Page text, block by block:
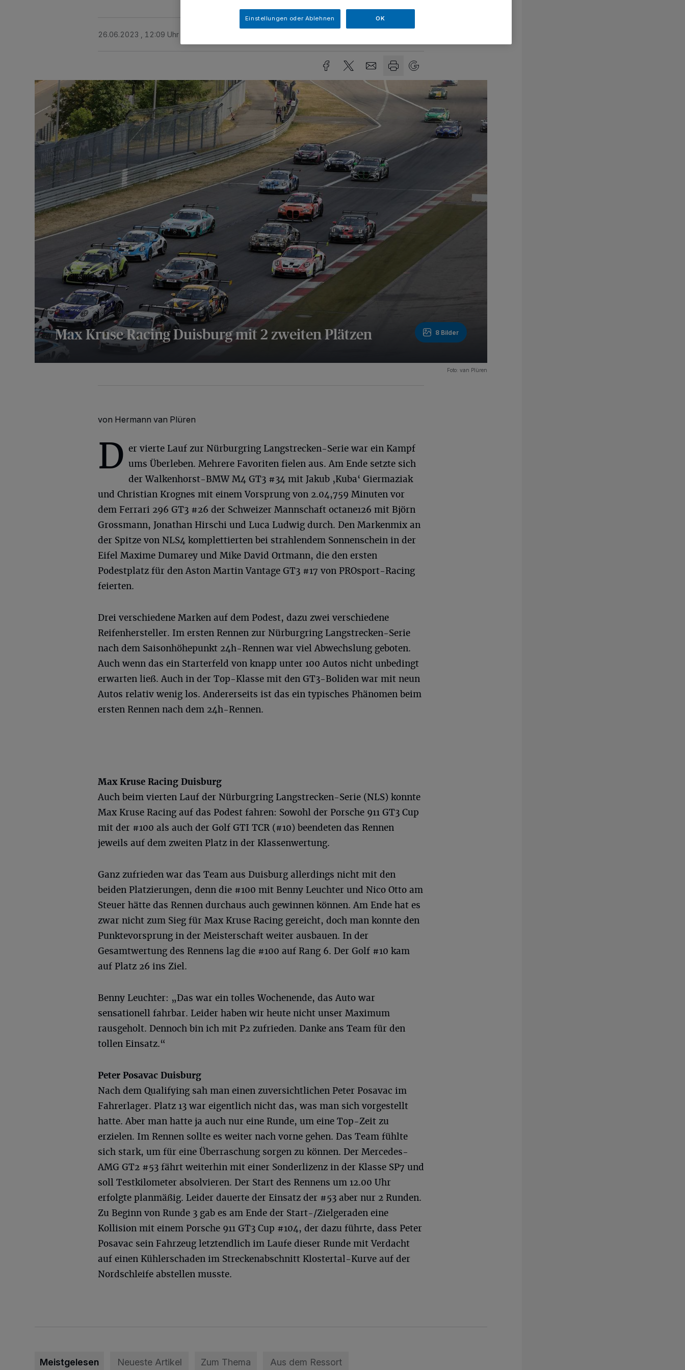
26.06.2023 , 12:09 Uhr
Max Kruse Racing Duisburg mit 2 zweiten Plätzen 8 Bilder
Foto: van Plüren
von Hermann van Plüren
D er vierte Lauf zur Nürburgring Langstrecken-Serie war ein Kampf
ums Überleben. Mehrere Favoriten fielen aus. Am Ende setzte sich
der Walkenhorst-BMW M4 GT3 #34 mit Jakub ‚Kuba‘ Giermaziak
und Christian Krognes mit einem Vorsprung von 2.04,759 Minuten vor
dem Ferrari 296 GT3 #26 der Schweizer Mannschaft octane126 mit Björn
Grossmann, Jonathan Hirschi und Luca Ludwig durch. Den Markenmix an
der Spitze von NLS4 komplettierten bei strahlendem Sonnenschein in der
Eifel Maxime Dumarey und Mike David Ortmann, die den ersten
Podestplatz für den Aston Martin Vantage GT3 #17 von PROsport-Racing
feierten.
Drei verschiedene Marken auf dem Podest, dazu zwei verschiedene
Reifenhersteller. Im ersten Rennen zur Nürburgring Langstrecken-Serie
nach dem Saisonhöhepunkt 24h-Rennen war viel Abwechslung geboten.
Auch wenn das ein Starterfeld von knapp unter 100 Autos nicht unbedingt
erwarten ließ. Auch in der Top-Klasse mit den GT3-Boliden war mit neun
Autos relativ wenig los. Andererseits ist das ein typisches Phänomen beim
ersten Rennen nach dem 24h-Rennen.
Max Kruse Racing Duisburg
Auch beim vierten Lauf der Nürburgring Langstrecken-Serie (NLS) konnte
Max Kruse Racing auf das Podest fahren: Sowohl der Porsche 911 GT3 Cup
mit der #100 als auch der Golf GTI TCR (#10) beendeten das Rennen
jeweils auf dem zweiten Platz in der Klassenwertung.
Ganz zufrieden war das Team aus Duisburg allerdings nicht mit den
beiden Platzierungen, denn die #100 mit Benny Leuchter und Nico Otto am
Steuer hätte das Rennen durchaus auch gewinnen können. Am Ende hat es
zwar nicht zum Sieg für Max Kruse Racing gereicht, doch man konnte den
Punktevorsprung in der Meisterschaft weiter ausbauen. In der
Gesamtwertung des Rennens lag die #100 auf Rang 6. Der Golf #10 kam
auf Platz 26 ins Ziel.
Benny Leuchter: „Das war ein tolles Wochenende, das Auto war
sensationell fahrbar. Leider haben wir heute nicht unser Maximum
rausgeholt. Dennoch bin ich mit P2 zufrieden. Danke ans Team für den
tollen Einsatz.“
Peter Posavac Duisburg
Nach dem Qualifying sah man einen zuversichtlichen Peter Posavac im
Fahrerlager. Platz 13 war eigentlich nicht das, was man sich vorgestellt
hatte. Aber man hatte ja auch nur eine Runde, um eine Top-Zeit zu
erzielen. Im Rennen sollte es weiter nach vorne gehen. Das Team fühlte
sich stark, um für eine Überraschung sorgen zu können. Der Mercedes-
AMG GT2 #53 fährt weiterhin mit einer Sonderlizenz in der Klasse SP7 und
soll Testkilometer absolvieren. Der Start des Rennens um 12.00 Uhr
erfolgte planmäßig. Leider dauerte der Einsatz der #53 aber nur 2 Runden.
Zu Beginn von Runde 3 gab es am Ende der Start-/Zielgeraden eine
Kollision mit einem Porsche 911 GT3 Cup #104, der dazu führte, dass Peter
Posavac sein Fahrzeug letztendlich im Laufe dieser Runde mit Verdacht
auf einen Kühlerschaden im Streckenabschnitt Klostertal-Kurve auf der
Nordschleife abstellen musste.
Meistgelesen Neueste Artikel Zum Thema Aus dem Ressort
Einstellungen oder Ablehnen OK